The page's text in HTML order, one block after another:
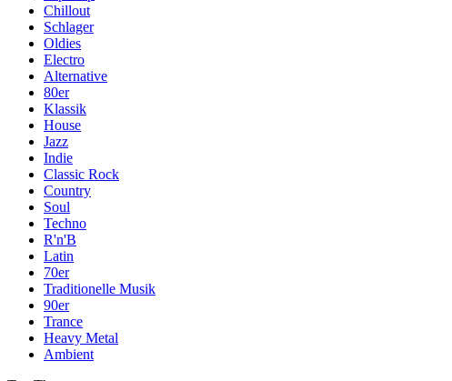
Chillout
Schlager
Oldies
Electro
Alternative
80er
Klassik
House
Jazz
Indie
Classic Rock
Country
Soul
Techno
R'n'B
Latin
70er
Traditionelle Musik
90er
Trance
Heavy Metal
Ambient